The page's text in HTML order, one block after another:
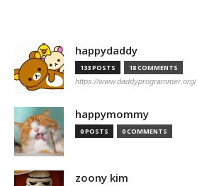
happydaddy
133 POSTS 18 COMMENTS
https://www.daddyprogrammer.org/
happymommy
0 POSTS 0 COMMENTS
zoony kim